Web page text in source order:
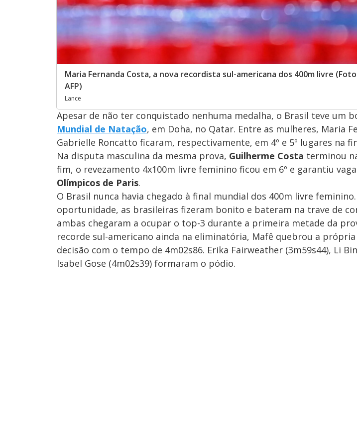
Maria Fernanda Costa, a nova recordista sul-americana dos 400m livre (Foto:
AFP)
Lance
Apesar de não ter conquistado nenhuma medalha, o Brasil teve um
Mundial de Natação, em Doha, no Qatar. Entre as mulheres, Maria
Gabrielle Roncatto ficaram, respectivamente, em 4º e 5º lugares na
Na disputa masculina da mesma prova, Guilherme Costa terminou
fim, o revezamento 4x100m livre feminino ficou em 6º e garantiu
Olímpicos de Paris.
O Brasil nunca havia chegado à final mundial dos 400m livre
oportunidade, as brasileiras fizeram bonito e bateram na trave de
ambas chegaram a ocupar o top-3 durante a primeira metade da
recorde sul-americano ainda na eliminatória, Mafê quebrou a
decisão com o tempo de 4m02s86. Erika Fairweather (3m59s44), Li
Isabel Gose (4m02s39) formaram o pódio.